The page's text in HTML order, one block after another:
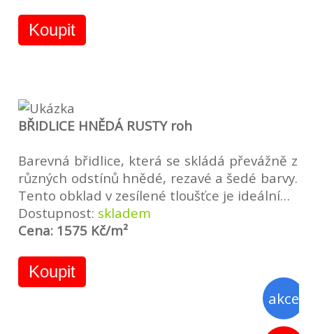
Koupit
BŘIDLICE HNĚDÁ RUSTY roh
Barevná břidlice, která se skládá převážně z
různých odstínů hnědé, rezavé a šedé barvy.
Tento obklad v zesílené tloušťce je ideální…
Dostupnost: skladem
Cena: 1575 Kč/m²
Koupit
akce